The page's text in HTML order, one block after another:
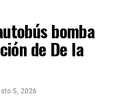
bomba
de De la
5, 2026